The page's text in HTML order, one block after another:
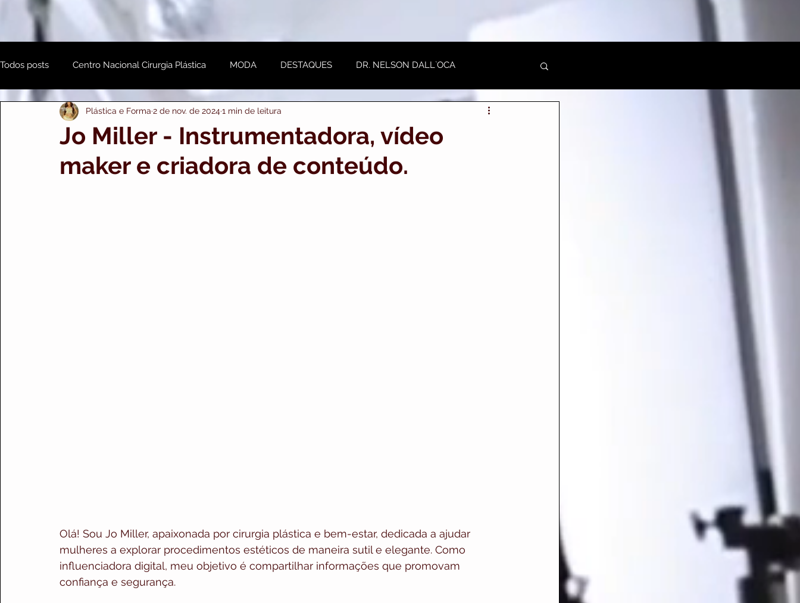
Todos posts Centro Nacional Cirurgia Plástica MODA DESTAQUES DR. NELSON DALL`OCA
Estética & Beleza MENTE e CORPO Odonto NUTRIÇÃO
Plástica e Forma Empresarial PRIME IMPORTS Autoestima & Motivação
Jo Miller - Instrumentadora, vídeo
maker e criadora de conteúdo.
Plástica e Forma 2 de nov. de 20241 min de leitura
Olá! Sou Jo Miller, apaixonada por cirurgia plástica e bem-estar, dedicada a ajudar
mulheres a explorar procedimentos estéticos de maneira sutil e elegante. Como
influenciadora digital, meu objetivo é compartilhar informações que promovam
confiança e segurança.